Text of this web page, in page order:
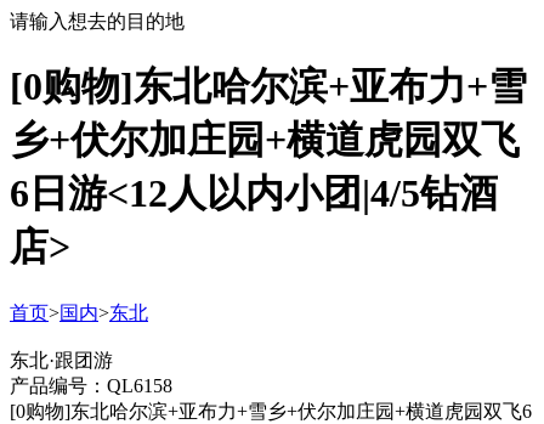
请输入想去的目的地
[0购物]东北哈尔滨+亚布力+雪
乡+伏尔加庄园+横道虎园双飞
6日游<12人以内小团|4/5钻酒
店>
首页>国内>东北
东北·跟团游
产品编号：QL6158
[0购物]东北哈尔滨+亚布力+雪乡+伏尔加庄园+横道虎园双飞6